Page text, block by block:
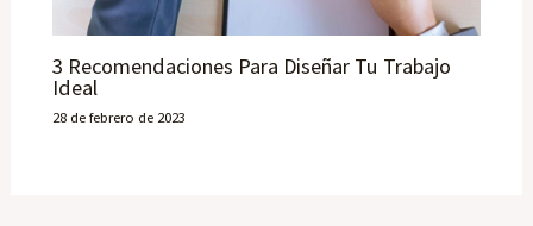
3 Recomendaciones Para Diseñar Tu Trabajo
Ideal
28 de febrero de 2023